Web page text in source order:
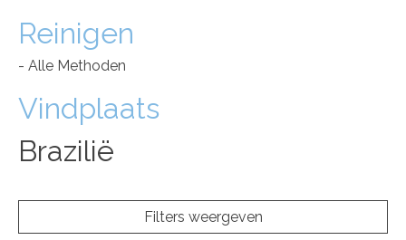
Reinigen
- Alle Methoden
Vindplaats
Brazilië
Filters weergeven